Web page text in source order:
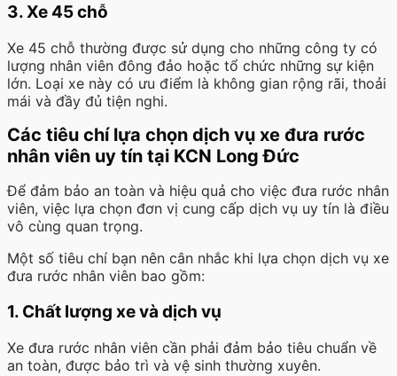
3. Xe 45 chỗ
Xe 45 chỗ thường được sử dụng cho những công ty có
lượng nhân viên đông đảo hoặc tổ chức những sự kiện
lớn. Loại xe này có ưu điểm là không gian rộng rãi, thoải
mái và đầy đủ tiện nghi.
Các tiêu chí lựa chọn dịch vụ xe đưa rước
nhân viên uy tín tại KCN Long Đức
Để đảm bảo an toàn và hiệu quả cho việc đưa rước nhân
viên, việc lựa chọn đơn vị cung cấp dịch vụ uy tín là điều
vô cùng quan trọng.
Một số tiêu chí bạn nên cân nhắc khi lựa chọn dịch vụ xe
đưa rước nhân viên bao gồm:
1. Chất lượng xe và dịch vụ
Xe đưa rước nhân viên cần phải đảm bảo tiêu chuẩn về
an toàn, được bảo trì và vệ sinh thường xuyên.